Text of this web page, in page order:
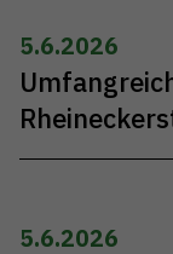
5.6.2026
5.6.2026